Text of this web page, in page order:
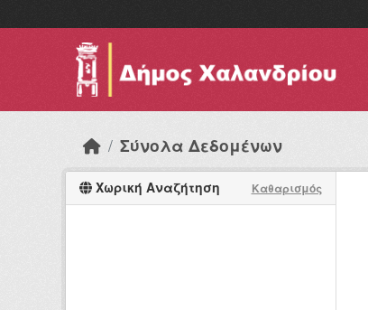
Σύνολα Δεδομένων
Χωρική Αναζήτηση Καθαρισμός